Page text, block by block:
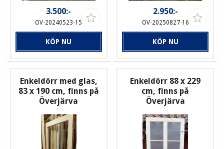
3.500:-
OV-20240523-15
KÖP NU
2.950:-
OV-20250827-16
KÖP NU
Enkeldörr med glas,
83 x 190 cm, finns på
Överjärva
Enkeldörr 88 x 229
cm, finns på
Överjärva